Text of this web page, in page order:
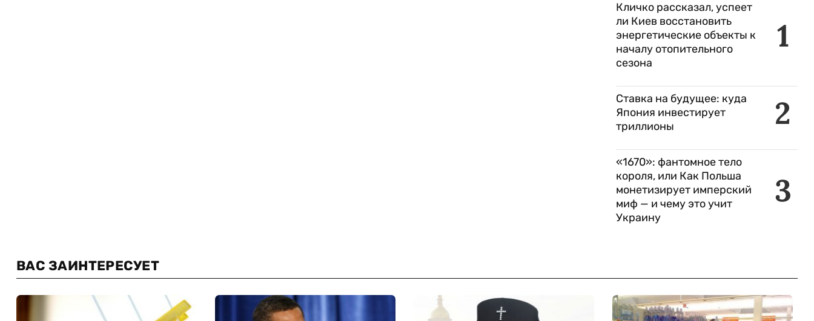
1
Кличко рассказал, успеет
ли Киев восстановить
энергетические объекты к
началу отопительного
сезона
2
Ставка на будущее: куда
Япония инвестирует
триллионы
3
«1670»: фантомное тело
короля, или Как Польша
монетизирует имперский
миф — и чему это учит
Украину
ВАС ЗАИНТЕРЕСУЕТ